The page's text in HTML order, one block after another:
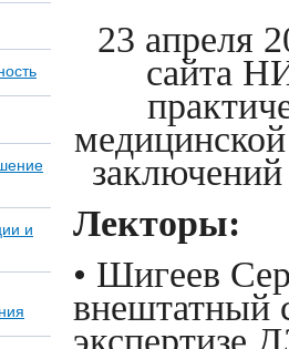
23 апреля
сайта
Лекторы:
• Шигеев
внештатный
экспертизе
и